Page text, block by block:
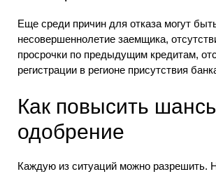
Еще среди причин для отказа могут
несовершеннолетие заемщика,
просрочки по предыдущим кредитам,
регистрации в регионе присутствия
Как повысить
одобрение
Каждую из ситуаций можно разрешить.